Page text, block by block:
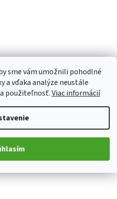
sme vám umožnili pohodlné
a vďaka analýze neustále
použiteľnosť.Viac informácií